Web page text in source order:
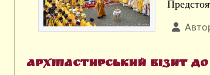
Архіпастирський візит